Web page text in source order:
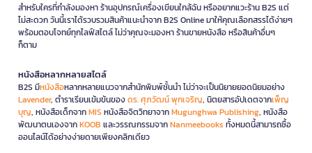
สำหรับใครที่กำลังมองหา ร้านอุปกรณ์เครื่องเขียนใกล้ฉัน หรืออยากแวะร้าน B2S แต่
ไม่สะดวก วันนี้เราได้รวบรวมสินค้าแนะนำจาก B2S Online มาให้คุณเลือกสรรได้ง่ายๆ
พร้อมตอบโจทย์ทุกไลฟ์สไตล์ ไม่ว่าคุณจะมองหา ร้านขายหนังสือ หรือสินค้าอื่นๆ
ก็ตาม
หนังสือหลากหลายสไตล์
B2S มีหนังสือหลากหลายแนวจากสำนักพิมพ์ชั้นนำ ไม่ว่าจะเป็นนิยายยอดนิยมอย่าง
Lavender, ตำราเรียนเข้มข้นของดร. ศุภวัฒน์ พุกเจริญ, นิตยสารอัปเดตจากเพ็ญ
บุญ, หนังสือเด็กจากMIS หนังสือจิตวิทยาจากMugunghwa Publishing, หนังสือ
พัฒนาตนเองจากKOOB และวรรณกรรมจากNanmeebooks ทั้งหมดนี้สามารถซื้อ
ออนไลน์ได้อย่างง่ายดายเพียงคลิกเดียว